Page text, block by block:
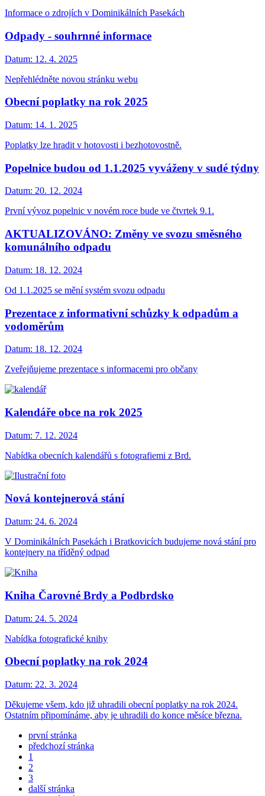
Informace o zdrojích v Dominikálních Pasekách
Odpady - souhrnné informace
Datum: 12. 4. 2025
Nepřehlédněte novou stránku webu
Obecní poplatky na rok 2025
Datum: 14. 1. 2025
Poplatky lze hradit v hotovosti i bezhotovostně.
Popelnice budou od 1.1.2025 vyváženy v sudé týdny
Datum: 20. 12. 2024
První vývoz popelnic v novém roce bude ve čtvrtek 9.1.
AKTUALIZOVÁNO: Změny ve svozu směsného
komunálního odpadu
Datum: 18. 12. 2024
Od 1.1.2025 se mění systém svozu odpadu
Prezentace z informativní schůzky k odpadům a
vodoměrům
Datum: 18. 12. 2024
Zveřejňujeme prezentace s informacemi pro občany
Kalendáře obce na rok 2025
Datum: 7. 12. 2024
Nabídka obecních kalendářů s fotografiemi z Brd.
Nová kontejnerová stání
Datum: 24. 6. 2024
V Dominikálních Pasekách i Bratkovicích budujeme nová stání pro
kontejnery na tříděný odpad
Kniha Čarovné Brdy a Podbrdsko
Datum: 24. 5. 2024
Nabídka fotografické knihy
Obecní poplatky na rok 2024
Datum: 22. 3. 2024
Děkujeme všem, kdo již uhradili obecní poplatky na rok 2024.
Ostatním připomínáme, aby je uhradili do konce měsíce března.
první stránka
předchozí stránka
1
2
3
další stránka